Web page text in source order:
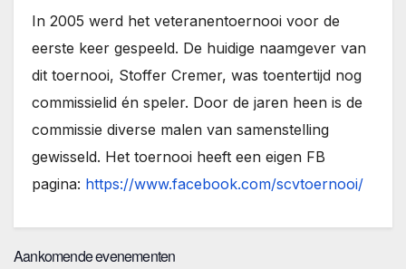
In 2005 werd het veteranentoernooi voor de
eerste keer gespeeld. De huidige naamgever van
dit toernooi, Stoffer Cremer, was toentertijd nog
commissielid én speler. Door de jaren heen is de
commissie diverse malen van samenstelling
gewisseld. Het toernooi heeft een eigen FB
pagina: https://www.facebook.com/scvtoernooi/
Aankomende evenementen